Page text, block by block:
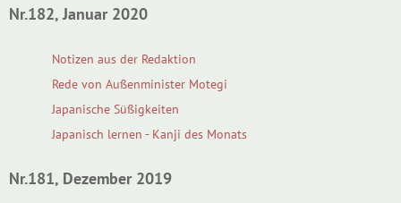
Nr.182, Januar 2020
Notizen aus der Redaktion
Rede von Außenminister Motegi
Japanische Süßigkeiten
Japanisch lernen - Kanji des Monats
Nr.181, Dezember 2019